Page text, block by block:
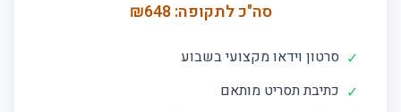
סה"כ לתקופה: ₪648
✓ סרטון וידאו מקצועי בשבוע
✓ כתיבת תסריט מותאם